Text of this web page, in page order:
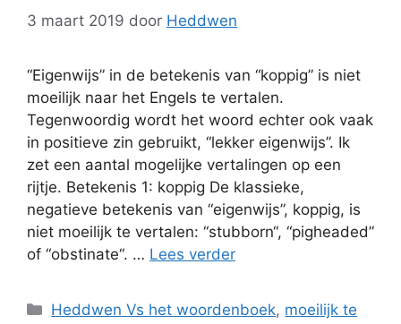
3 maart 2019 door Heddwen
“Eigenwijs” in de betekenis van “koppig” is niet
moeilijk naar het Engels te vertalen.
Tegenwoordig wordt het woord echter ook vaak
in positieve zin gebruikt, “lekker eigenwijs”. Ik
zet een aantal mogelijke vertalingen op een
rijtje. Betekenis 1: koppig De klassieke,
negatieve betekenis van “eigenwijs”, koppig, is
niet moeilijk te vertalen: “stubborn“, “pigheaded”
of “obstinate“. … Lees verder
Categorieën
Heddwen Vs het woordenboek, moeilijk te